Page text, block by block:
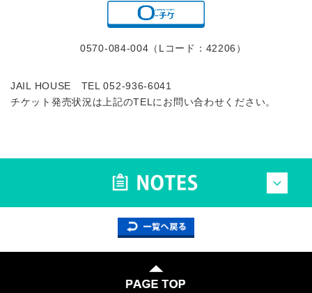
0570-084-004（Lコード：42206）
JAIL HOUSE TEL 052-936-6041
チケット発売状況は上記のTELにお問い合わせください。